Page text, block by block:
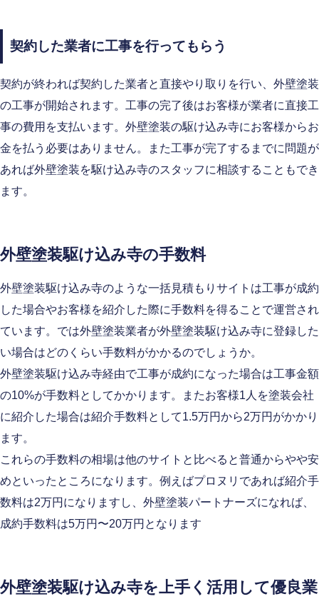
契約した業者に工事を行ってもらう
契約が終われば契約した業者と直接やり取りを行い、外壁塗装
の工事が開始されます。工事の完了後はお客様が業者に直接工
事の費用を支払います。外壁塗装の駆け込み寺にお客様からお
金を払う必要はありません。また工事が完了するまでに問題が
あれば外壁塗装を駆け込み寺のスタッフに相談することもでき
ます。
外壁塗装駆け込み寺の手数料
外壁塗装駆け込み寺のような一括見積もりサイトは工事が成約
した場合やお客様を紹介した際に手数料を得ることで運営され
ています。では外壁塗装業者が外壁塗装駆け込み寺に登録した
い場合はどのくらい手数料がかかるのでしょうか。
外壁塗装駆け込み寺経由で工事が成約になった場合は工事金額
の10%が手数料としてかかります。またお客様1人を塗装会社
に紹介した場合は紹介手数料として1.5万円から2万円がかかり
ます。
これらの手数料の相場は他のサイトと比べると普通からやや安
めといったところになります。例えばプロヌリであれば紹介手
数料は2万円になりますし、外壁塗装パートナーズになれば、
成約手数料は5万円〜20万円となります
外壁塗装駆け込み寺を上手く活用して優良業